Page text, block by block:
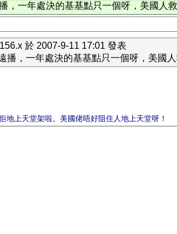
，一年處決的基基點只一個呀，美國人
於 2007-9-11 17:01 發表
播，一年處決的基基點只一個呀，美國人
地上天堂架啦。美國佬唔好阻住人地上天堂呀！